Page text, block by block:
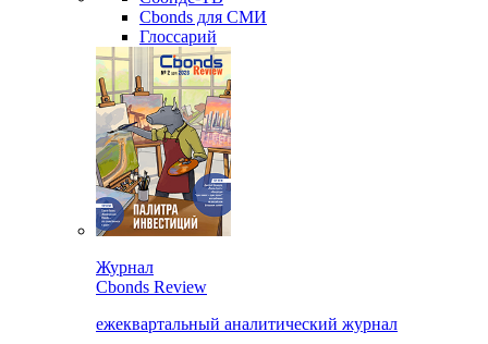
Новости & Research Hub
Новости рынка
Research Hub
Сбондс-ТВ
Cbonds для СМИ
Глоссарий